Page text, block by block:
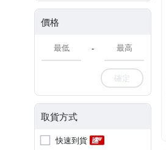
價格
-
確定
取貨方式
快速到貨